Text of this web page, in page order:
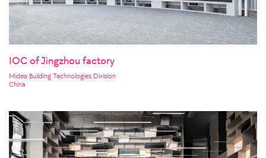
IOC of Jingzhou factory
Midea Building Technologies Division
China